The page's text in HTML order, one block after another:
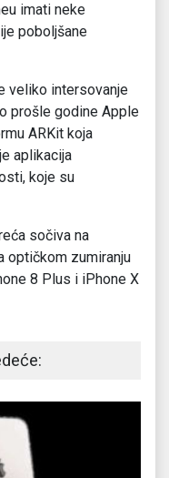
imati neke
poboljšane
veliko intersovanje
prošle godine Apple
ARKit koja
aplikacija
koje su
sočiva na
optičkom zumiranju
8 Plus i iPhone X